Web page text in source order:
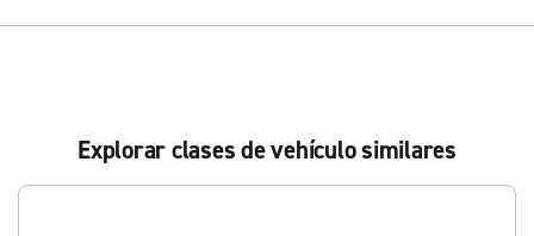
Explorar clases de vehículo similares